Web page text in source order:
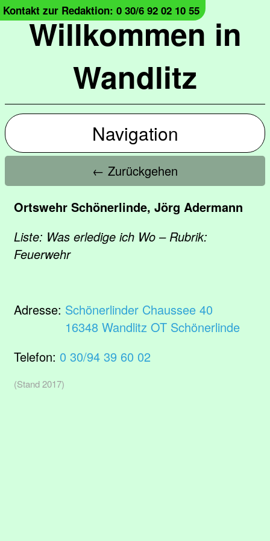
Willkommen in
Wandlitz
Kontakt zur Redaktion: 0 30/6 92 02 10 55
Navigation
← Zurückgehen
Ortswehr Schönerlinde, Jörg Adermann
Liste: Was erledige ich Wo – Rubrik:
Feuerwehr
Adresse: Schönerlinder Chaussee 40
16348 Wandlitz OT Schönerlinde
Telefon: 0 30/94 39 60 02
(Stand 2017)